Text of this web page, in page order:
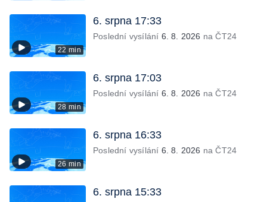
22 min
6. srpna 17:33
Poslední vysílání 6. 8. 2026 na ČT24
28 min
6. srpna 17:03
Poslední vysílání 6. 8. 2026 na ČT24
26 min
6. srpna 16:33
Poslední vysílání 6. 8. 2026 na ČT24
6. srpna 15:33